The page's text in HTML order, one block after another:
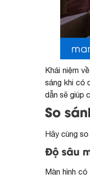
Khái niệm
sáng khi có
dẫn sẽ giúp
So
Hãy cùng
Độ sâu
Màn hình